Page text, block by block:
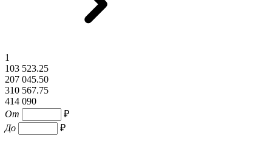
1
103 523.25
207 045.50
310 567.75
414 090
От
₽
До
₽